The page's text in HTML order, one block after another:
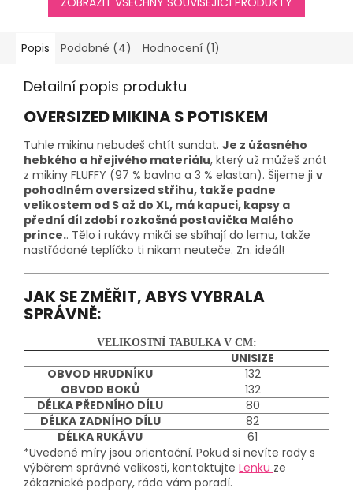
Popis Podobné (4) Hodnocení (1)
Detailní popis produktu
OVERSIZED MIKINA S POTISKEM
Tuhle mikinu nebudeš chtít sundat. Je z úžasného
hebkého a hřejivého materiálu, který už můžeš znát
z mikiny FLUFFY (97 % bavlna a 3 % elastan). Šijeme ji v
pohodlném oversized střihu, takže padne
velikostem od S až do XL, má kapuci, kapsy a
přední díl zdobí rozkošná postavička Malého
prince.. Tělo i rukávy mikči se sbíhají do lemu, takže
nastřádané teplíčko ti nikam neuteče. Zn. ideál!
JAK SE ZMĚŘIT, ABYS VYBRALA
SPRÁVNĚ:
VELIKOSTNÍ TABULKA V CM:
UNISIZE
OBVOD HRUDNÍKU
132
OBVOD BOKŮ
132
DÉLKA PŘEDNÍHO DÍLU
80
DÉLKA ZADNÍHO DÍLU
82
DÉLKA RUKÁVU
61
*Uvedené míry jsou orientační. Pokud si nevíte rady s
výběrem správné velikosti, kontaktujte Lenku ze
zákaznické podpory, ráda vám poradí.